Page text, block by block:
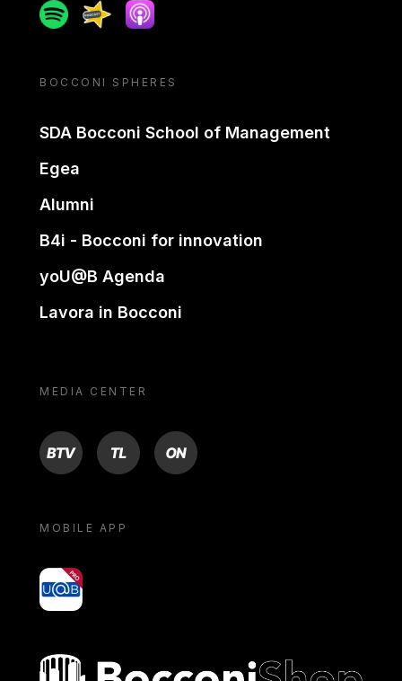
SpotifySpreakerApple podcast
BOCCONI SPHERES
SDA Bocconi School of Management
Egea
Alumni
B4i - Bocconi for innovation
yoU@B Agenda
Lavora in Bocconi
MEDIA CENTER
BTV TL ON
MOBILE APP
yoU@B
Bocconi shop